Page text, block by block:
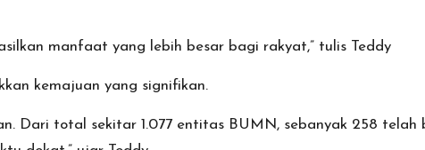
manfaat yang lebih besar bagi rakyat,” tulis Teddy
kemajuan yang signifikan.
Dari total sekitar 1.077 entitas BUMN, sebanyak 258 telah